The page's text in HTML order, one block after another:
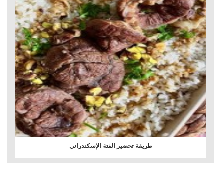
طريقة تحضير الفتة الإسكندراني